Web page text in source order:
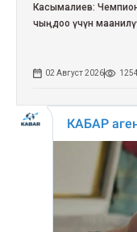
Касымалиев:
чыңдоо үчүн
02 Август 2026 1254